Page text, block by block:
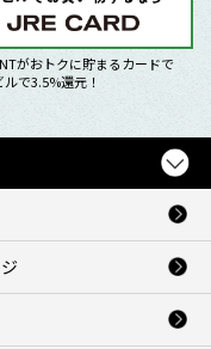
がおトクに貯まるカードで
ルで3.5%還元！